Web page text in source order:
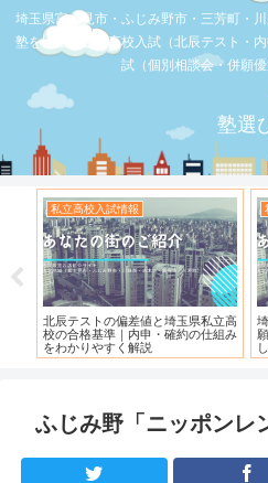
埼玉県富士見市・ふじみ野市・三芳町・
塾を比較。公立高校入試（北辰テスト・
試（個別相談会・併願優
塾選
別相談会・併
内申基準と申
お店の覆面取材
【スシロー三芳店】リニュー
れている！！！
ふじみ野「ニッポンレ